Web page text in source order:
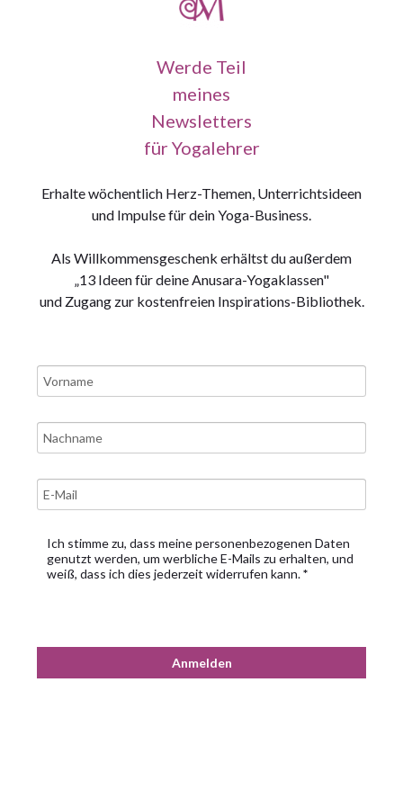
Werde Teil
meines
Newsletters
für Yogalehrer
Erhalte wöchentlich Herz-Themen, Unterrichtsideen
und Impulse für dein Yoga-Business.
Als Willkommensgeschenk erhältst du außerdem
„13 Ideen für deine Anusara-Yogaklassen"
und Zugang zur kostenfreien Inspirations-Bibliothek.
Ich stimme zu, dass meine personenbezogenen Daten
genutzt werden, um werbliche E-Mails zu erhalten, und
weiß, dass ich dies jederzeit widerrufen kann.
Anmelden